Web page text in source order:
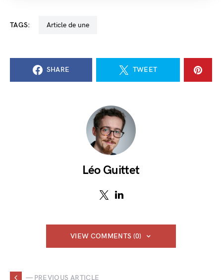
TAGS: Article de une
SHARE TWEET
Léo Guittet
VIEW COMMENTS (0)
— PREVIOUS ARTICLE